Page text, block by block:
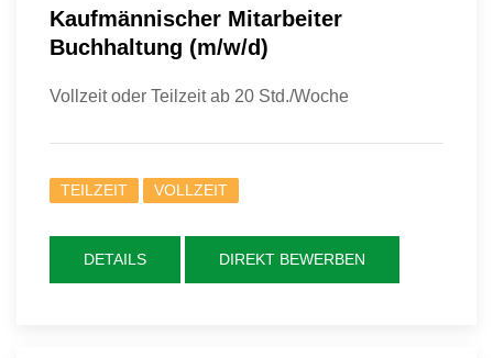
Kaufmännischer Mitarbeiter
Buchhaltung (m/w/d)
Vollzeit oder Teilzeit ab 20 Std./Woche
TEILZEIT VOLLZEIT
DETAILS DIREKT BEWERBEN